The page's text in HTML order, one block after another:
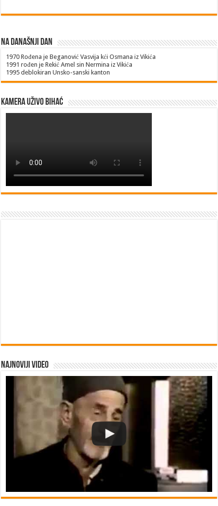
Na današnji dan
1970 Rođena je Beganović Vasvija kći Osmana iz Vikića
1991 rođen je Rekić Amel sin Nermina iz Vikića
1995 deblokiran Unsko-sanski kanton
Kamera uživo Bihać
Najnoviji video